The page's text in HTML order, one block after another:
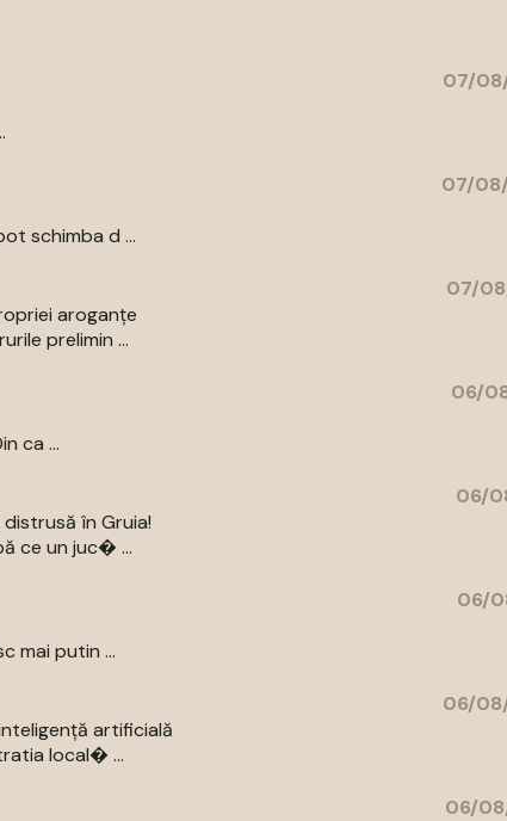
07/
07/
schimba d ...
07/
aroganțe
prelimin ...
06/
ca ...
06/
în Gruia!
ce un juc� ...
06/
mai putin ...
06/
artificială
local� ...
06/